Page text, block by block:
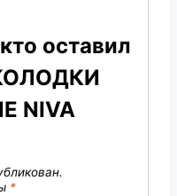
оставил
NIVA
*